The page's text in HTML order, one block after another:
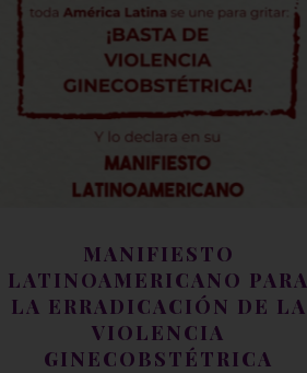
MANIFIESTO
LATINOAMERICANO PARA
LA ERRADICACIÓN DE LA
VIOLENCIA
GINECOBSTÉTRICA